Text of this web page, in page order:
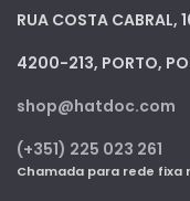
RUA COSTA CABRAL,
4200-213, PORTO,
shop@hatdoc.com
(+351) 225 023 261
Chamada para rede fixa